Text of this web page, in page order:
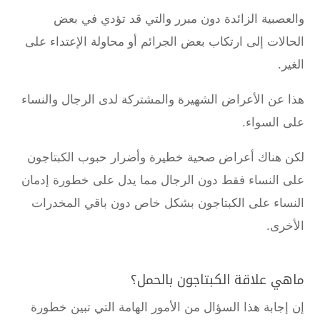
والعصبية الزائدة دون مبرر والتي قد تؤدي في بعض
الحالات إلى ارتكاب بعض الجرائم أو محاولة الإعتداء على
الغير.
هذا عن الأعراض الشهيرة والمشتركة لدى الرجال والنساء
على السواء.
لكن هناك أعراض صحية خطيرة وأضرار حبوب الكبتاجون
على النساء فقط دون الرجال مما يدل على خطورة إدمان
النساء على الكبتاجون بشكل خاص دون باقي المخدرات
الأخرى.
ماهي علاقة الكبتاجون بالحمل؟
إن إجابة هذا السؤال من الأمور الهامة التي تبين خطورة